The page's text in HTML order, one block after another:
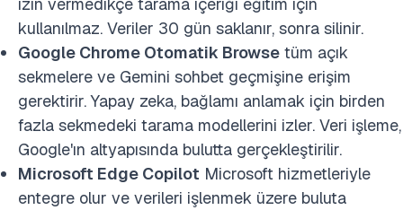
izin vermedikçe tarama içeriği eğitim için
kullanılmaz. Veriler 30 gün saklanır, sonra silinir.
Google Chrome Otomatik Browse tüm açık
sekmelere ve Gemini sohbet geçmişine erişim
gerektirir. Yapay zeka, bağlamı anlamak için birden
fazla sekmedeki tarama modellerini izler. Veri işleme,
Google'ın altyapısında bulutta gerçekleştirilir.
Microsoft Edge Copilot Microsoft hizmetleriyle
entegre olur ve verileri işlenmek üzere buluta